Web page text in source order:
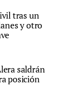
tras un
y otro
saldrán
posición